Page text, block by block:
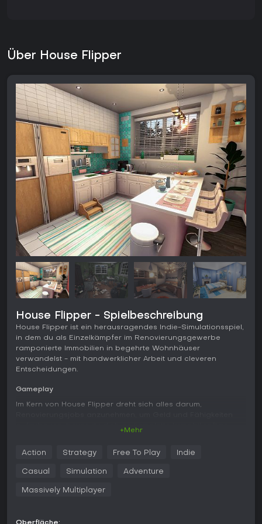
Über House Flipper
House Flipper - Spielbeschreibung
House Flipper ist ein herausragendes Indie-Simulationsspiel,
in dem du als Einzelkämpfer im Renovierungsgewerbe
ramponierte Immobilien in begehrte Wohnhäuser
verwandelst - mit handwerklicher Arbeit und cleveren
Entscheidungen.
Gameplay
Im Kern von House Flipper dreht sich alles darum,
oder das Einbauen von Armaturen wie Heizungen und
Duschen geht. Dafür kassierst du Geld ein, mit dem du dein
praxisnahe Werkzeuge: Pinselrolle zum Streichen,
Werkzeugnutzung bringt Erfahrungspunkte, die Upgrades für
+Mehr
Action Strategy Free To Play Indie
Casual Simulation Adventure
Massively Multiplayer